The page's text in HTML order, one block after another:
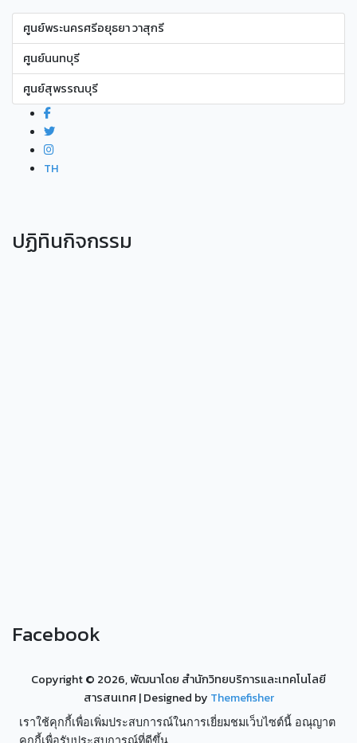
ศูนย์พระนครศรีอยุธยา วาสุกรี
ศูนย์นนทบุรี
ศูนย์สุพรรณบุรี
TH
ปฏิทินกิจกรรม
Facebook
Copyright © 2026, พัฒนาโดย สำนักวิทยบริการและเทคโนโลยี
สารสนเทศ| Designed by Themefisher
เราใช้คุกกี้เพื่อเพิ่มประสบการณ์ในการเยี่ยมชมเว็บไซต์นี้ อณุญาต